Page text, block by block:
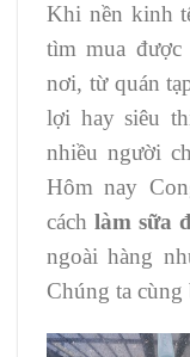
Khi nền kinh
tìm mua được
nơi, từ quán
lợi hay siêu
nhiều người
Hôm nay
cáchlàm sữa
ngoài hàng
Chúng ta cùng